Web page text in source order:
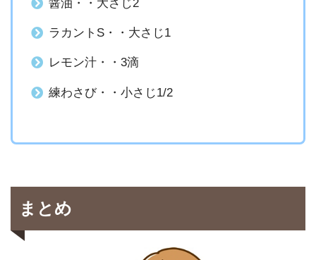
醤油・・大さじ2
ラカントS・・大さじ1
レモン汁・・3滴
練わさび・・小さじ1/2
まとめ